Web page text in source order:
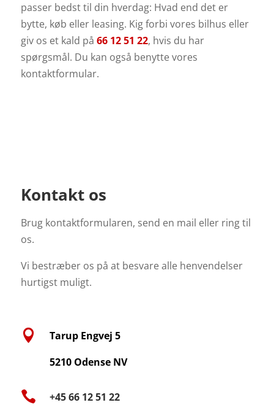
passer bedst til din hverdag: Hvad end det er
bytte, køb eller leasing. Kig forbi vores bilhus eller
giv os et kald på 66 12 51 22, hvis du har
spørgsmål. Du kan også benytte vores
kontaktformular.
Kontakt os
Brug kontaktformularen, send en mail eller ring til
os.
Vi bestræber os på at besvare alle henvendelser
hurtigst muligt.

Tarup Engvej 5
5210 Odense NV
 +45 66 12 51 22